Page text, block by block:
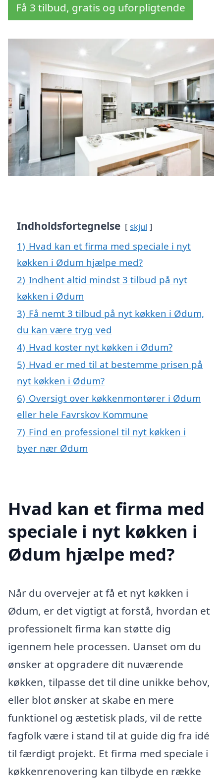
Få 3 tilbud, gratis og uforpligtende
Indholdsfortegnelse skjul
1) Hvad kan et firma med speciale i nyt
køkken i Ødum hjælpe med?
2) Indhent altid mindst 3 tilbud på nyt
køkken i Ødum
3) Få nemt 3 tilbud på nyt køkken i Ødum,
du kan være tryg ved
4) Hvad koster nyt køkken i Ødum?
5) Hvad er med til at bestemme prisen på
nyt køkken i Ødum?
6) Oversigt over køkkenmontører i Ødum
eller hele Favrskov Kommune
7) Find en professionel til nyt køkken i
byer nær Ødum
Hvad kan et firma med
speciale i nyt køkken i
Ødum hjælpe med?
Når du overvejer at få et nyt køkken i
Ødum, er det vigtigt at forstå, hvordan et
professionelt firma kan støtte dig
igennem hele processen. Uanset om du
ønsker at opgradere dit nuværende
køkken, tilpasse det til dine unikke behov,
eller blot ønsker at skabe en mere
funktionel og æstetisk plads, vil de rette
fagfolk være i stand til at guide dig fra idé
til færdigt projekt. Et firma med speciale i
køkkenrenovering kan tilbyde en række